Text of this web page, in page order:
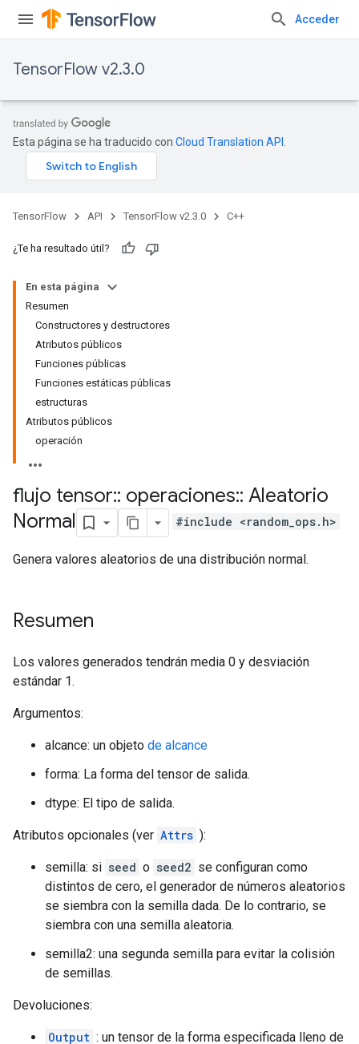
Acceder
TensorFlow v2.3.0
Esta página se ha traducido con Cloud Translation API
TensorFlow API TensorFlow v2.3.0 C++
¿Te ha resultado útil?
En esta página
Resumen
Constructores y destructores
Atributos públicos
Funciones públicas
Funciones estáticas públicas
estructuras
Atributos públicos
operación
flujo tensor:: operaciones:: Aleatorio
Normal
#include <random_ops.h>
Genera valores aleatorios de una distribución normal.
Resumen
Los valores generados tendrán media 0 y desviación
estándar 1.
Argumentos:
alcance: un objeto de alcance
forma: La forma del tensor de salida.
dtype: El tipo de salida.
Atributos opcionales (ver Attrs ):
semilla: si seed o seed2 se configuran como
distintos de cero, el generador de números aleatorios
se siembra con la semilla dada. De lo contrario, se
siembra con una semilla aleatoria.
semilla2: una segunda semilla para evitar la colisión
de semillas.
Devoluciones:
Output : un tensor de la forma especificada lleno de